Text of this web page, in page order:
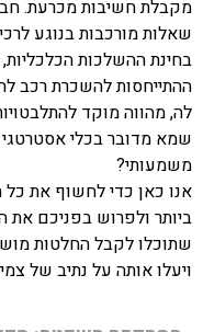
מקבלת חשיבות מכרעת.
שאלות מורכבות בנוגע
בחינת ההשלכות הכלכליות,
ההתייחסות להשכרת רכב
לה, מהווה מוקד
שמא מדובר בכלי אסטרטגי
משמעותי?
אנו כאן כדי לחשוף את
ביותר ולפרוש בפניכם
שתוכלו לקבל החלטות
ויעלו אותה על נתיב של